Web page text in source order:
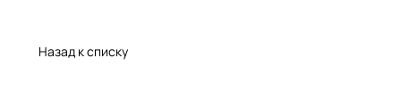
Назад к списку